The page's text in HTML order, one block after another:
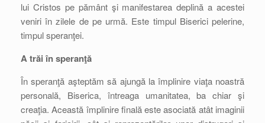
lui Cristos pe pământ şi manifestarea deplină a acestei
veniri în zilele de pe urmă. Este timpul Biserici pelerine,
timpul speranţei.
A trăi în speranţă
În speranţă aşteptăm să ajungă la împlinire viaţa noastră
personală, Biserica, întreaga umanitatea, ba chiar şi
creaţia. Această împlinire finală este asociată atât imaginii